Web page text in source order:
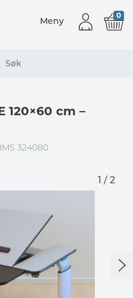
Meny
0
120×60 cm –
324080
1 / 2